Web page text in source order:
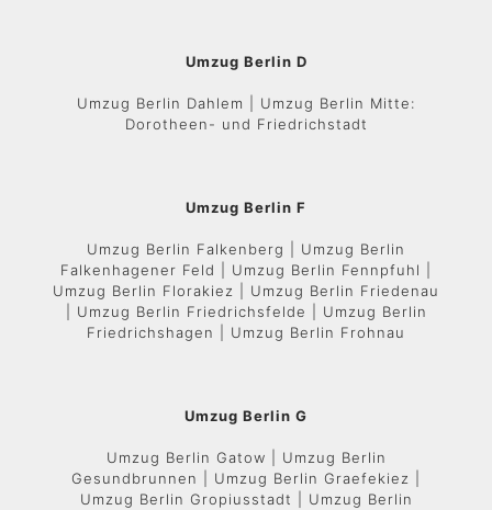
Umzug Berlin D
Umzug Berlin Dahlem | Umzug Berlin Mitte:
Dorotheen- und Friedrichstadt
Umzug Berlin F
Umzug Berlin Falkenberg | Umzug Berlin
Falkenhagener Feld | Umzug Berlin Fennpfuhl |
Umzug Berlin Florakiez | Umzug Berlin Friedenau
| Umzug Berlin Friedrichsfelde | Umzug Berlin
Friedrichshagen | Umzug Berlin Frohnau
Umzug Berlin G
Umzug Berlin Gatow | Umzug Berlin
Gesundbrunnen | Umzug Berlin Graefekiez |
Umzug Berlin Gropiusstadt | Umzug Berlin